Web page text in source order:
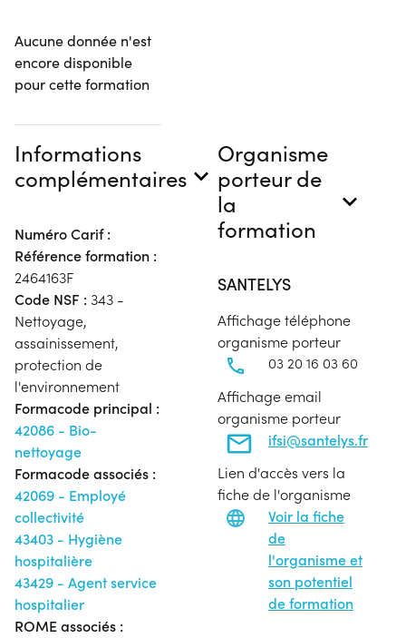
Aucune donnée n'est
encore disponible
pour cette formation
Informations
complémentaires
Numéro Carif :
Référence formation :
2464163F
Code NSF : 343 -
Nettoyage,
assainissement,
protection de
l'environnement
Formacode principal :
42086 - Bio-
nettoyage
Formacode associés :
42069 - Employé
collectivité
43403 - Hygiène
hospitalière
43429 - Agent service
hospitalier
ROME associés :
Organisme
porteur de
la
formation
SANTELYS
Affichage téléphone
organisme porteur
03 20 16 03 60
Affichage email
organisme porteur
ifsi@santelys.fr
Lien d'accès vers la
fiche de l'organisme
Voir la fiche
de
l'organisme et
son potentiel
de formation